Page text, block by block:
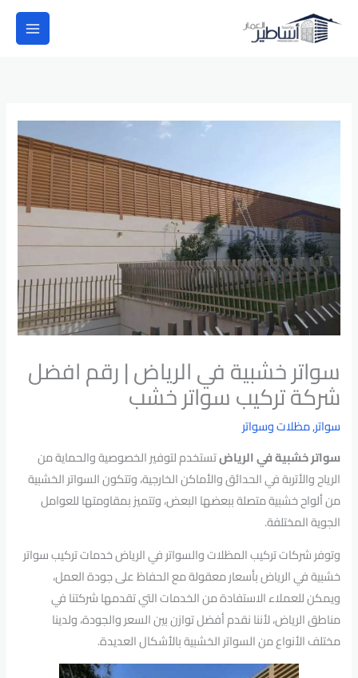
سواتر خشبية في الرياض | رقم افضل
شركة تركيب سواتر خشب
سواتر,مظلات وسواتر
سواتر خشبية في الرياضتستخدم لتوفير الخصوصية والحماية من
الرياح والأتربة في الحدائق والأماكن الخارجية، وتتكون السواتر الخشبية
من ألواح خشبية متصلة ببعضها البعض، وتتميز بمقاومتها للعوامل
الجوية المختلفة.
وتوفر شركات تركيب المظلات والسواتر في الرياض خدمات تركيب سواتر
خشبية في الرياض بأسعار معقولة مع الحفاظ على جودة العمل،
ويمكن للعملاء الاستفادة من الخدمات التي تقدمها شركتنا في
مناطق الرياض، لأننا نقدم أفضل توازن بين السعر والجودة، ولدينا
مختلف الأنواع من السواتر الخشبية بالأشكال العديدة.